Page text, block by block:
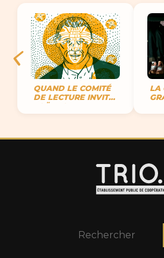
QUAND LE COMITÉ
DE LECTURE INVITE
JOËL JOUANNEAU
LA